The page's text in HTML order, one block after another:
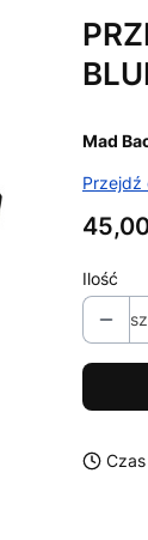
Mad
Przejdź
Cena
Ilość
Czas